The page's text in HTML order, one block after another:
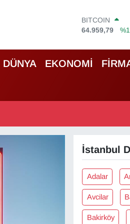
BITCOIN
64.959,79
47,7436
EURO
55,2510
GRAM ALTIN
DÜNYA EKONOMİ
İstanbul
Adalar
Avcilar
Bakirköy